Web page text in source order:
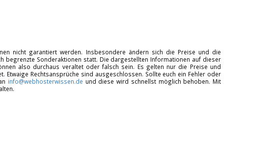
nicht garantiert werden. Insbesondere ändern sich die Preise und die
Sonderaktionen statt. Die dargestellten Informationen auf dieser
also durchaus veraltet oder falsch sein. Es gelten nur die Preise und
Rechtsansprüche sind ausgeschlossen. Sollte euch ein Fehler oder
info@webhosterwissen.de und diese wird schnellst möglich behoben. Mit